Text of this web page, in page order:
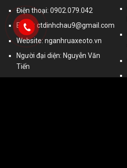
Điện thoại: 0902.079.042
Email: ctdinhchau9@gmail.com
Website: nganhruaxeoto.vn
Người đại diện: Nguyễn Văn
Tiến